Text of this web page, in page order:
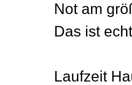
Not am
Das ist
Laufzeit